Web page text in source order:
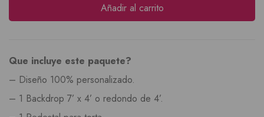
Añadir al carrito
Que incluye este paquete?
– Diseño 100% personalizado.
– 1 Backdrop 7’ x 4’ o redondo de 4’.